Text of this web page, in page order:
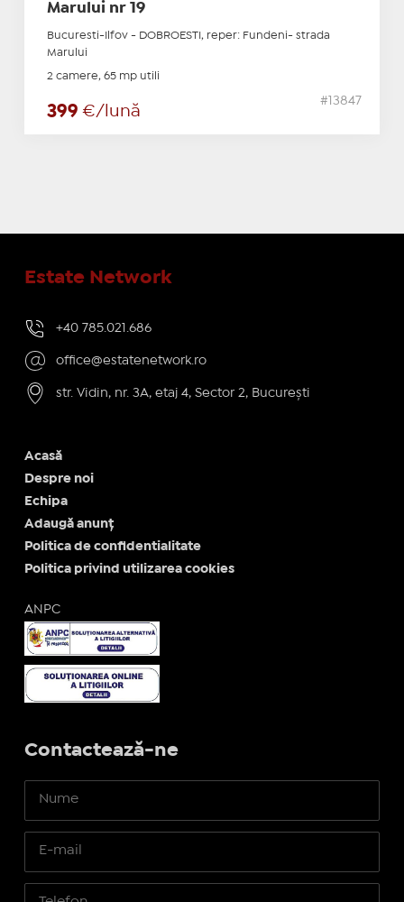
Marului nr 19
Bucuresti-Ilfov - DOBROESTI, reper: Fundeni- strada
Marului
2 camere, 65 mp utili
399 €/lună
#13847
Estate Network
+40 785.021.686
office@estatenetwork.ro
str. Vidin, nr. 3A, etaj 4, Sector 2, București
Acasă
Despre noi
Echipa
Adaugă anunț
Politica de confidentialitate
Politica privind utilizarea cookies
ANPC
Contactează-ne